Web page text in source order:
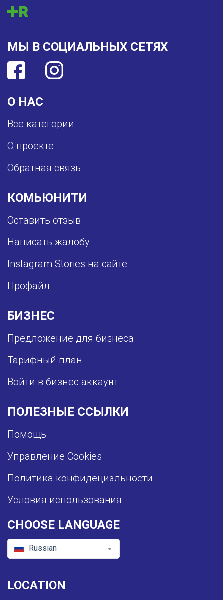
О НАС
Все категории
О проекте
Обратная связь
КОМЬЮНИТИ
Оставить отзыв
Написать жалобу
Instagram Stories на сайте
Профайл
БИЗНЕС
Предложение для бизнеса
Тарифный план
Войти в бизнес аккаунт
ПОЛЕЗНЫЕ ССЫЛКИ
Помощь
Управление Cookies
Политика конфидециальности
Условия использования
МЫ В СОЦИАЛЬНЫХ СЕТЯХ
CHOOSE LANGUAGE
Russian
LOCATION